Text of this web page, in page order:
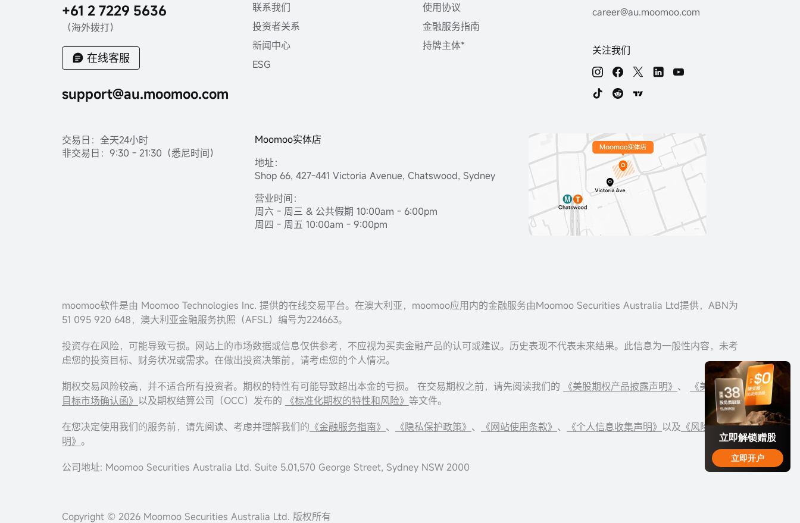
立即解锁赠股
立即开户
+61 2 7229 5636
（海外拨打）
在线客服
support@au.moomoo.com
联系我们
投资者关系
新闻中心
ESG
使用协议
金融服务指南
持牌主体*
career@au.moomoo.com
关注我们
交易日：全天24小时
非交易日：9:30 - 21:30（悉尼时间）
Moomoo实体店
地址：
Shop 66, 427-441 Victoria Avenue, Chatswood, Sydney
营业时间：
周六 - 周三 & 公共假期 10:00am - 6:00pm
周四 - 周五 10:00am - 9:00pm
moomoo软件是由 Moomoo Technologies Inc. 提供的在线交易平台。在澳大利亚，moomoo应用内的金融服务由Moomoo Securities Australia Ltd提供，ABN为
51 095 920 648，澳大利亚金融服务执照（AFSL）编号为224663。
投资存在风险，可能导致亏损。网站上的市场数据或信息仅供参考，不应视为买卖金融产品的认可或建议。历史表现不代表未来结果。此信息为一般性内容，未考
虑您的投资目标、财务状况或需求。在做出投资决策前，请考虑您的个人情况。
期权交易风险较高，并不适合所有投资者。期权的特性有可能导致超出本金的亏损。 在交易期权之前，请先阅读我们的
《美股期权产品披露声明》 、
《美股期权
目标市场确认函》 以及期权结算公司（OCC）发布的 《标准化期权的特性和风险》 等文件。
在您决定使用我们的服务前，请先阅读、考虑并理解我们的 《金融服务指南》 、 《隐私保护政策》 、 《网站使用条款》 、 《个人信息收集声明》 以及 《风险披露声
明》 。
公司地址: Moomoo Securities Australia Ltd. Suite 5.01,570 George Street, Sydney NSW 2000
Copyright © 2026 Moomoo Securities Australia Ltd. 版权所有